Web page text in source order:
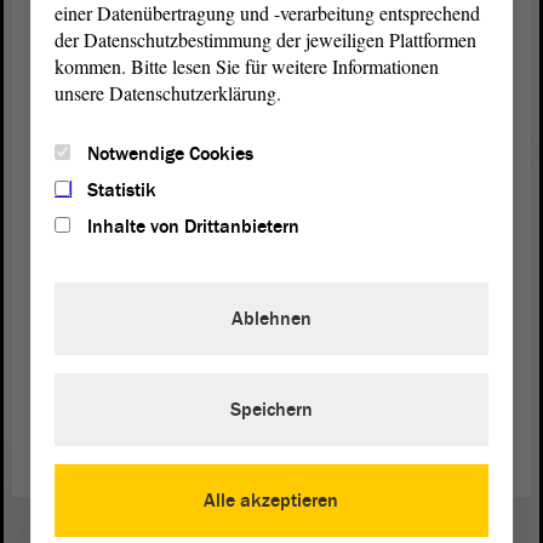
wird sie in den nächsten Tagen bis zum letzten Setzling zu Ende
führen.
gekommen, um gemeinsam ein paar Bäume zu pflanzen.
einer Datenübertragung und -verarbeitung entsprechend
der Datenschutzbestimmung der jeweiligen Plattformen
kommen. Bitte lesen Sie für weitere Informationen
unsere Datenschutzerklärung.
Notwendige Cookies
Statistik
Inhalte von Drittanbietern
Alle akzeptieren
Ablehnen
Speichern